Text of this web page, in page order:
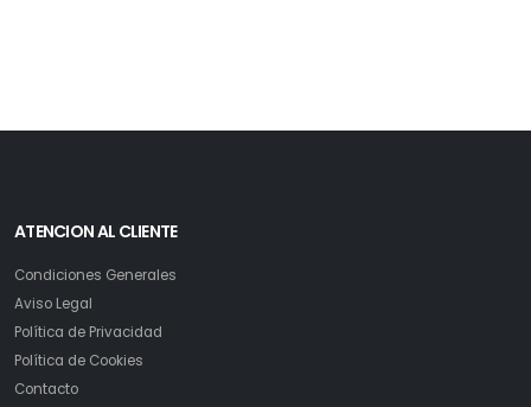
ATENCION AL CLIENTE
Condiciones Generales
Aviso Legal
Política de Privacidad
Política de Cookies
Contacto